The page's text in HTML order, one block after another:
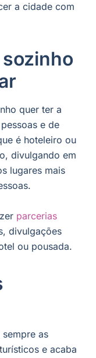
a cidade com
quer ter a
e de
é hoteleiro ou
divulgando em
lugares mais
parcerias
divulgações
ou pousada.
as
e acaba